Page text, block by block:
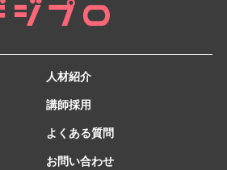
人材紹介
講師採用
よくある質問
お問い合わせ